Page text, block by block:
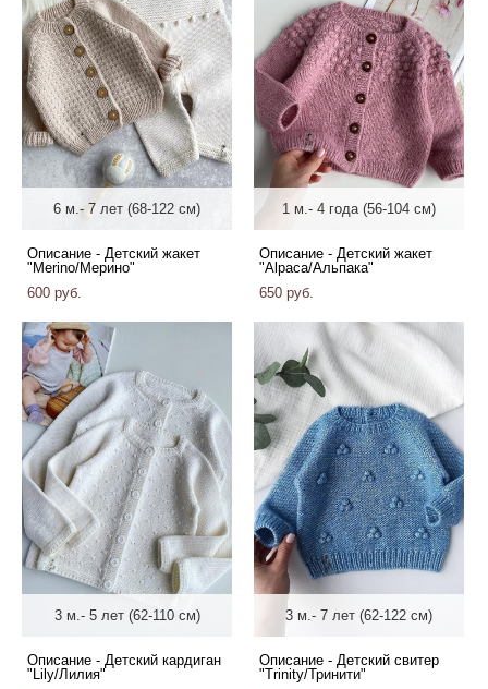
6 м.- 7 лет (68-122 см)
Описание - Детский жакет
"Merino/Мерино"
600 pуб.
1 м.- 4 года (56-104 см)
Описание - Детский жакет
"Alpaca/Альпака"
650 pуб.
3 м.- 5 лет (62-110 см)
Описание - Детский кардиган
"Lily/Лилия"
3 м.- 7 лет (62-122 см)
Описание - Детский свитер
"Trinity/Тринити"